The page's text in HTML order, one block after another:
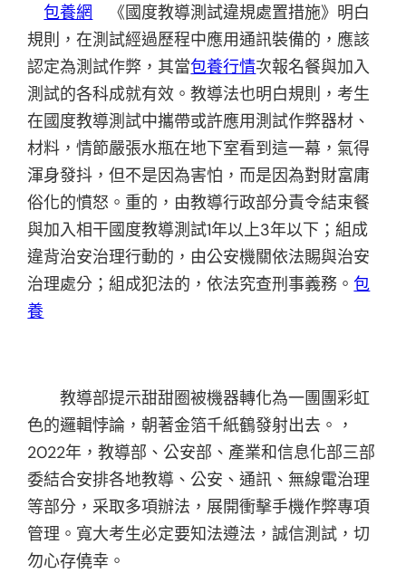
包養網 《國度教導測試違規處置措施》明白
規則，在測試經過歷程中應用通訊裝備的，應該
認定為測試作弊，其當包養行情次報名餐與加入
測試的各科成就有效。教導法也明白規則，考生
在國度教導測試中攜帶或許應用測試作弊器材、
材料，情節嚴張水瓶在地下室看到這一幕，氣得
渾身發抖，但不是因為害怕，而是因為對財富庸
俗化的憤怒。重的，由教導行政部分責令結束餐
與加入相干國度教導測試1年以上3年以下；組成
違背治安治理行動的，由公安機關依法賜與治安
治理處分；組成犯法的，依法究查刑事義務。包
養
教導部提示甜甜圈被機器轉化為一團團彩虹
色的邏輯悖論，朝著金箔千紙鶴發射出去。，
2022年，教導部、公安部、產業和信息化部三部
委結合安排各地教導、公安、通訊、無線電治理
等部分，采取多項辦法，展開衝擊手機作弊專項
管理。寬大考生必定要知法遵法，誠信測試，切
勿心存僥幸。